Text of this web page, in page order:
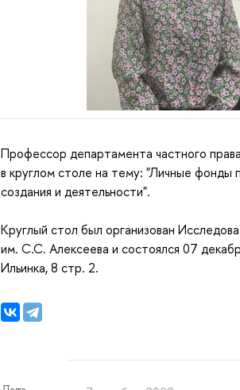
Профессор департамента частного
в круглом столе на тему: "Личные фонды
создания и деятельности".
Круглый стол был организован
им. С.С. Алексеева и состоялся 07
Ильинка, 8 стр. 2.